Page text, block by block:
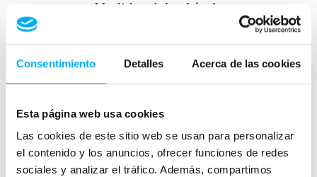
Consentimiento Detalles Acerca de las cookies
Esta página web usa cookies
Las cookies de este sitio web se usan para personalizar
el contenido y los anuncios, ofrecer funciones de redes
sociales y analizar el tráfico. Además, compartimos
Medidas del vehículo
mm
Peso: 1695
Maletero: 405L